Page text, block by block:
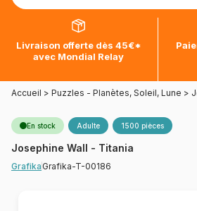
Livraison offerte dès 45€*
avec Mondial Relay
Accueil > Puzzles - Planètes, Soleil, Lune >
En stock Adulte 1500 pièces
Josephine Wall - Titania
Grafika Grafika-T-00186